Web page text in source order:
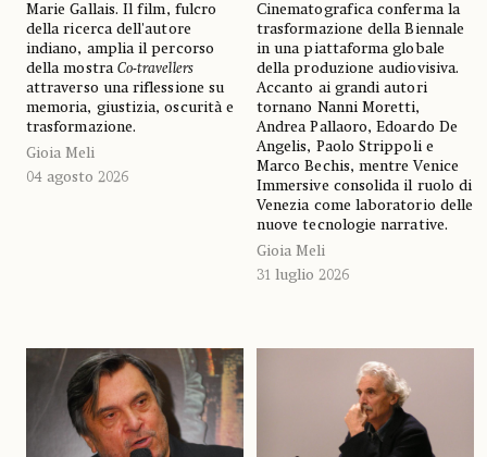
Marie Gallais. Il film, fulcro
della ricerca dell'autore
indiano, amplia il percorso
della mostra Co-travellers
attraverso una riflessione su
memoria, giustizia, oscurità e
trasformazione.
Gioia Meli
04 agosto 2026
Cinematografica conferma la
trasformazione della Biennale
in una piattaforma globale
della produzione audiovisiva.
Accanto ai grandi autori
tornano Nanni Moretti,
Andrea Pallaoro, Edoardo De
Angelis, Paolo Strippoli e
Marco Bechis, mentre Venice
Immersive consolida il ruolo di
Venezia come laboratorio delle
nuove tecnologie narrative.
Gioia Meli
31 luglio 2026